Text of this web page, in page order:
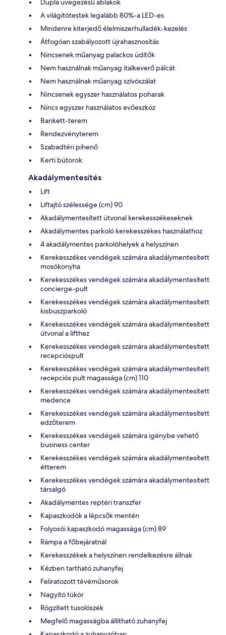
Dupla üvegezésű ablakok
A világítótestek legalább 80%-a LED-es
Mindenre kiterjedő élelmiszerhulladék-kezelés
Átfogóan szabályozott újrahasznosítás
Nincsenek műanyag palackos üdítők
Nem használnak műanyag italkeverő pálcát
Nem használnak műanyag szívószálat
Nincsenek egyszer használatos poharak
Nincs egyszer használatos evőeszköz
Bankett-terem
Rendezvényterem
Szabadtéri pihenő
Kerti bútorok
Akadálymentesítés
Lift
Liftajtó szélessége (cm) 90
Akadálymentesített útvonal kerekesszékeseknek
Akadálymentes parkoló kerekesszékes használathoz
4 akadálymentes parkolóhelyek a helyszínen
Kerekesszékes vendégek számára akadálymentesített
mosókonyha
Kerekesszékes vendégek számára akadálymentesített
concierge-pult
Kerekesszékes vendégek számára akadálymentesített
kisbuszparkoló
Kerekesszékes vendégek számára akadálymentesített
útvonal a lifthez
Kerekesszékes vendégek számára akadálymentesített
recepcióspult
Kerekesszékes vendégek számára akadálymentesített
recepciós pult magassága (cm) 110
Kerekesszékes vendégek számára akadálymentesített
medence
Kerekesszékes vendégek számára akadálymentesített
edzőterem
Kerekesszékes vendégek számára igénybe vehető
business center
Kerekesszékes vendégek számára akadálymentesített
étterem
Kerekesszékes vendégek számára akadálymentesített
társalgó
Akadálymentes reptéri transzfer
Kapaszkodók a lépcsők mentén
Folyosói kapaszkodó magassága (cm) 89
Rámpa a főbejáratnál
Kerekesszékek a helyszínen rendelkezésre állnak
Kézben tartható zuhanyfej
Feliratozott tévéműsorok
Nagyító tükör
Rögzített tusolószék
Megfelő magasságba állítható zuhanyfej